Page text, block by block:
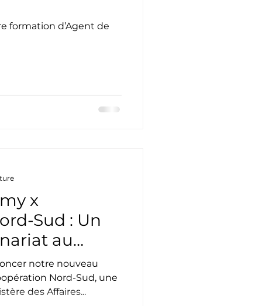
formation d’Agent de
x
Sud : Un
au
notre nouveau
Nord-Sud, une
des Affaires...